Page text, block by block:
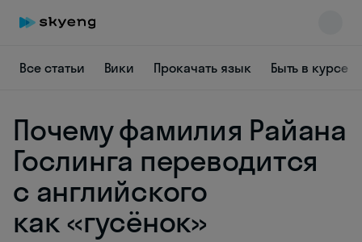
Все статьи Вики Прокачать язык Быть в курсе
Почему фамилия Райана
Гослинга переводится
с английского
как «гусёнок»
Skyeng Chat
online